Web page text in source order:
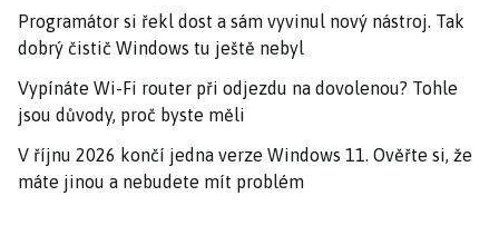
Programátor si řekl dost a sám vyvinul nový nástroj. Tak
dobrý čistič Windows tu ještě nebyl
Vypínáte Wi-Fi router při odjezdu na dovolenou? Tohle
jsou důvody, proč byste měli
V říjnu 2026 končí jedna verze Windows 11. Ověřte si, že
máte jinou a nebudete mít problém